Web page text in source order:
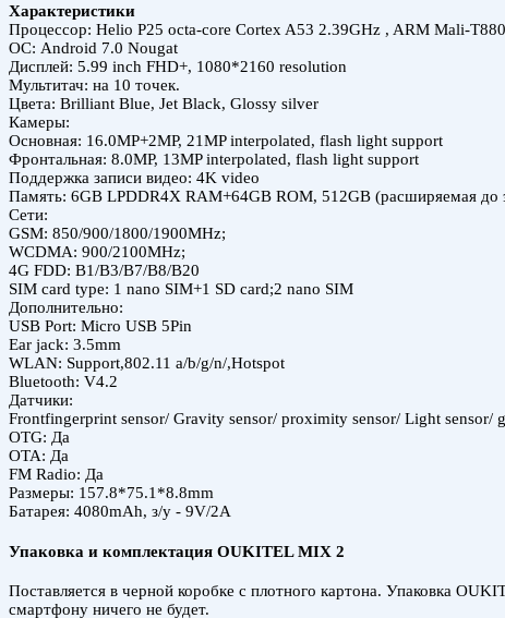
Характеристики
Процессор: Helio P25 octa-core Cortex A53 2.39GHz , ARM Mali-
ОС: Android 7.0 Nougat
Дисплей: 5.99 inch FHD+, 1080*2160 resolution
Мультитач: на 10 точек.
Цвета: Brilliant Blue, Jet Black, Glossy silver
Камеры:
Основная: 16.0MP+2MP, 21MP interpolated, flash light support
Фронтальная: 8.0MP, 13MP interpolated, flash light support
Поддержка записи видео: 4K video
Память: 6GB LPDDR4X RAM+64GB ROM, 512GB (расширяемая до
Сети:
GSM: 850/900/1800/1900MHz;
WCDMA: 900/2100MHz;
4G FDD: B1/B3/B7/B8/B20
SIM card type: 1 nano SIM+1 SD card;2 nano SIM
Дополнительно:
USB Port: Micro USB 5Pin
Ear jack: 3.5mm
WLAN: Support,802.11 a/b/g/n/,Hotspot
Bluetooth: V4.2
Датчики:
Frontfingerprint sensor/ Gravity sensor/ proximity sensor/ Light sensor/
OTG: Да
OTA: Да
FM Radio: Да
Размеры: 157.8*75.1*8.8mm
Батарея: 4080mAh, з/у - 9V/2A
Упаковка и комплектация OUKITEL MIX 2
Поставляется в черной коробке с плотного картона. Упаковка
смартфону ничего не будет.